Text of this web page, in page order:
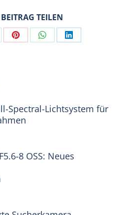
TEILEN
Share Share Share
Spectral-Lichtsystem für
8 OSS: Neues